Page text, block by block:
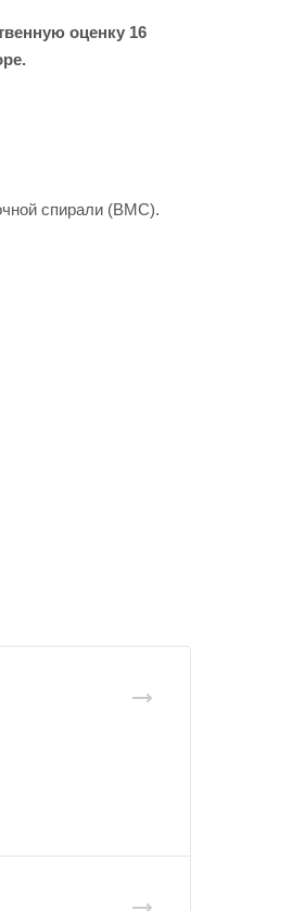
оценку 16
спирали (ВМС).